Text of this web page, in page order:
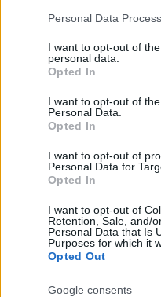
Personal Data
I want to opt-out of
personal data.
Opted In
I want to opt-out of
Personal Data.
Opted In
I want to opt-out of
Personal Data for
Opted In
I want to opt-out of
Retention, Sale, and/
Personal Data that Is
Purposes for which it
Opted Out
Google consents
quanto propone la
mai l’esempio del
discorso razziale-
sulle questioni di
che questa Guenther
che io stia
una fazione politica
prendendo ad
rappresentativo.
pure una stramba ma
of California con
a nord dei 100 mila